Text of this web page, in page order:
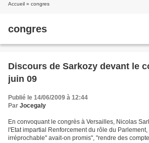
Accueil » congres
congres
Discours de Sarkozy devant le
juin 09
Publié le 14/06/2009 à 12:44
Par Jocegaly
En convoquant le congrès à Versailles, Nicolas
l'Etat impartial Renforcement du rôle du
irréprochable" avait-on promis", "rendre des